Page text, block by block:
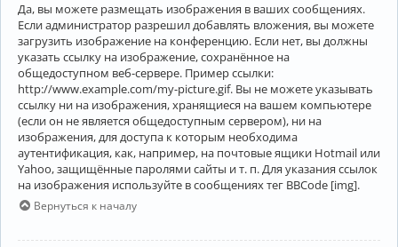
Да, вы можете размещать изображения в ваших сообщениях.
Если администратор разрешил добавлять вложения, вы можете
загрузить изображение на конференцию. Если нет, вы должны
указать ссылку на изображение, сохранённое на
общедоступном веб-сервере. Пример ссылки:
http://www.example.com/my-picture.gif. Вы не можете указывать
ссылку ни на изображения, хранящиеся на вашем компьютере
(если он не является общедоступным сервером), ни на
изображения, для доступа к которым необходима
аутентификация, как, например, на почтовые ящики Hotmail или
Yahoo, защищённые паролями сайты и т. п. Для указания ссылок
на изображения используйте в сообщениях тег BBCode [img].
Вернуться к началу